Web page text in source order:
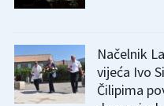
Načelnik
vijeća Ivo
Čilipima